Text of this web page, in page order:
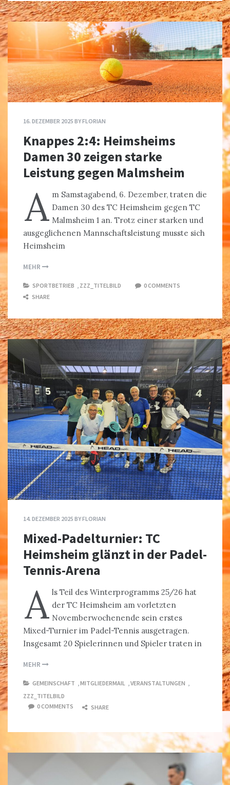
16. DEZEMBER 2025 BYFLORIAN
Knappes 2:4: Heimsheims
Damen 30 zeigen starke
Leistung gegen Malmsheim
A m Samstagabend, 6. Dezember, traten die
Damen 30 des TC Heimsheim gegen TC
Malmsheim 1 an. Trotz einer starken und
ausgeglichenen Mannschaftsleistung musste sich
Heimsheim
MEHR
SPORTBETRIEB ZZZ_TITELBILD
0 COMMENTS
SHARE
14. DEZEMBER 2025 BYFLORIAN
Mixed-Padelturnier: TC
Heimsheim glänzt in der Padel-
Tennis-Arena
A ls Teil des Winterprogramms 25/26 hat
der TC Heimsheim am vorletzten
Novemberwochenende sein erstes
Mixed-Turnier im Padel-Tennis ausgetragen.
Insgesamt 20 Spielerinnen und Spieler traten in
MEHR
GEMEINSCHAFT ,MITGLIEDERMAIL ,VERANSTALTUNGEN ,
ZZZ_TITELBILD
0 COMMENTS
SHARE